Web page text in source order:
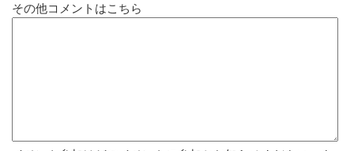
その他コメントはこちら